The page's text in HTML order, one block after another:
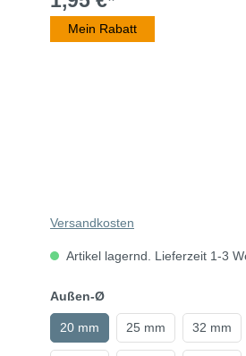
Mein Rabatt
Versandkosten
Artikel lagernd. Lieferzeit 1-3
Außen-Ø
20 mm 25 mm 32 mm